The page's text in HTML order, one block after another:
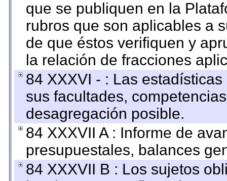
que se publiquen en la
rubros que son aplicables a
de que éstos verifiquen y
la relación de fracciones
84 XXXVI - : Las
sus facultades,
desagregación posible.
84 XXXVII A : Informe de
presupuestales, balances
84 XXXVII B : Los sujetos